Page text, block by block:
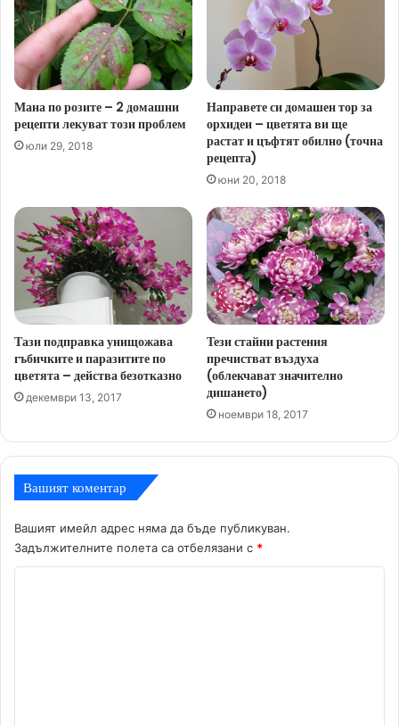
Мана по розите – 2 домашни
рецепти лекуват този проблем
юли 29, 2018
Направете си домашен тор за
орхидеи – цветята ви ще
растат и цъфтят обилно (точна
рецепта)
юни 20, 2018
Тази подправка унищожава
гъбичките и паразитите по
цветята – действа безотказно
декември 13, 2017
Тези стайни растения
пречистват въздуха
(облекчават значително
дишането)
ноември 18, 2017
Вашият коментар
Вашият имейл адрес няма да бъде публикуван.
Задължителните полета са отбелязани с *